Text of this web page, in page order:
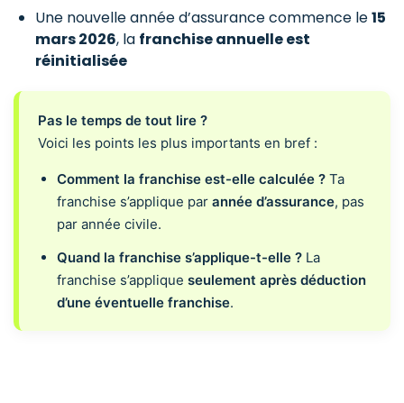
Une nouvelle année d’assurance commence le15
mars 2026, la franchise annuelle est
réinitialisée
Pas le temps de tout lire ?
Voici les points les plus importants en bref :
Comment la franchise est-elle calculée ? Ta
franchise s’applique par année d’assurance, pas
par année civile.
Quand la franchise s’applique-t-elle ? La
franchise s’applique seulement après déduction
d’une éventuelle franchise.